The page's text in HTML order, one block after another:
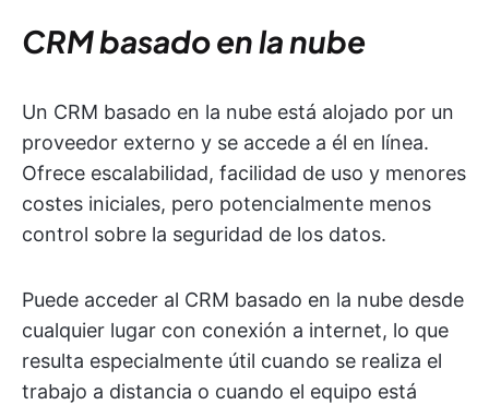
CRM basado en la nube
Un CRM basado en la nube está alojado por un
proveedor externo y se accede a él en línea.
Ofrece escalabilidad, facilidad de uso y menores
costes iniciales, pero potencialmente menos
control sobre la seguridad de los datos.
Puede acceder al CRM basado en la nube desde
cualquier lugar con conexión a internet, lo que
resulta especialmente útil cuando se realiza el
trabajo a distancia o cuando el equipo está